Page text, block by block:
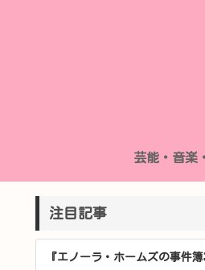
芸能・音楽
注目記事
『エノーラ・ホームズの事件